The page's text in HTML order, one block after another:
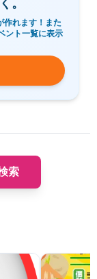
。
作れます！また
ント一覧に表示
索